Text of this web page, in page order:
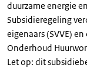
duurzame energie
Subsidieregeling
eigenaars (SVVE)
Onderhoud
Let op: dit